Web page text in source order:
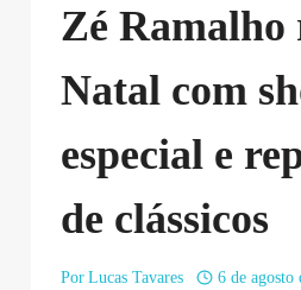
Zé Ramalho
Natal com
especial e
de clássicos
Por Lucas Tavares
6 de agosto